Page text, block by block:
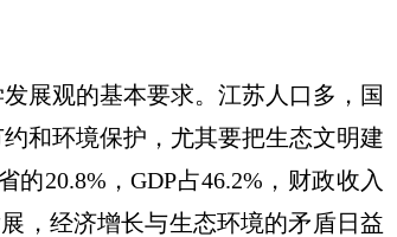
展观的基本要求。江苏人口多，国
和环境保护，尤其要把生态文明建
20.8%，GDP占46.2%，财政收入
，经济增长与生态环境的矛盾日益